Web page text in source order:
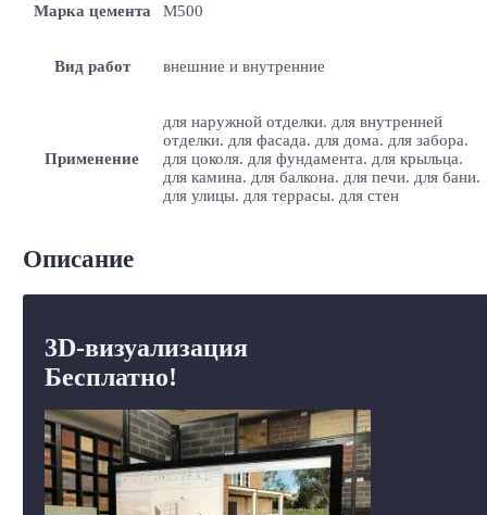
Марка цемента M500
Вид работ внешние и внутренние
Применение
для наружной отделки. для внутренней
отделки. для фасада. для дома. для забора.
для цоколя. для фундамента. для крыльца.
для камина. для балкона. для печи. для бани.
для улицы. для террасы. для стен
Описание
3D-визуализация
Бесплатно!